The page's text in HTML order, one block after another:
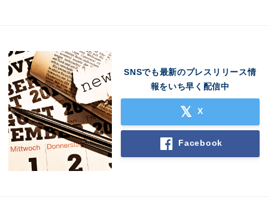
SNSでも最新のプレスリリース情
報をいち早く配信中
X
Facebook